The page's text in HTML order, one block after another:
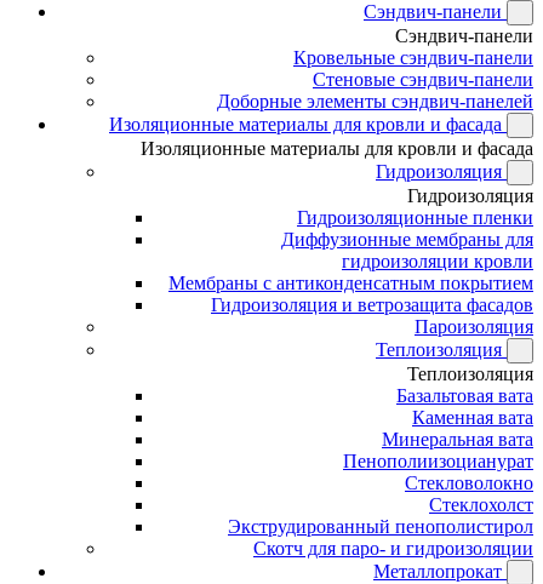
Сэндвич-панели
Сэндвич-панели
Кровельные сэндвич-панели
Стеновые сэндвич-панели
Доборные элементы сэндвич-панелей
Изоляционные материалы для кровли и фасада
Изоляционные материалы для кровли и фасада
Гидроизоляция
Гидроизоляция
Гидроизоляционные пленки
Диффузионные мембраны для
гидроизоляции кровли
Мембраны с антиконденсатным покрытием
Гидроизоляция и ветрозащита фасадов
Пароизоляция
Теплоизоляция
Теплоизоляция
Базальтовая вата
Каменная вата
Минеральная вата
Пенополиизоцианурат
Стекловолокно
Стеклохолст
Экструдированный пенополистирол
Скотч для паро- и гидроизоляции
Металлопрокат